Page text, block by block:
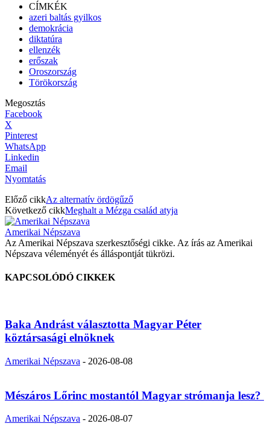
CÍMKÉK
azeri baltás gyilkos
demokrácia
diktatúra
ellenzék
erőszak
Oroszország
Törökország
Megosztás
Facebook
X
Pinterest
WhatsApp
Linkedin
Email
Nyomtatás
Előző cikkAz alternatív ördögűző
Következő cikkMeghalt a Mézga család atyja
Amerikai Népszava
Az Amerikai Népszava szerkesztőségi cikke. Az írás az Amerikai
Népszava véleményét és álláspontját tükrözi.
KAPCSOLÓDÓ CIKKEK
Baka Andrást választotta Magyar Péter
köztársasági elnöknek
Amerikai Népszava - 2026-08-08
Mészáros Lőrinc mostantól Magyar strómanja lesz?
Amerikai Népszava - 2026-08-07